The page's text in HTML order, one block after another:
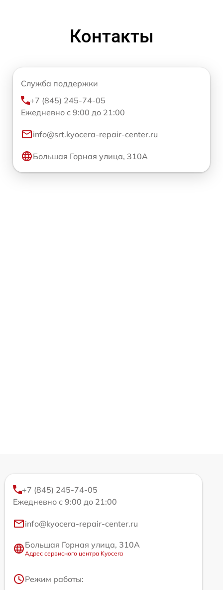
Контакты
Служба поддержки
+7 (845) 245-74-05
Ежедневно с 9:00 до 21:00
info@srt.kyocera-repair-center.ru
Большая Горная улица, 310А
+7 (845) 245-74-05
Ежедневно с 9:00 до 21:00
info@kyocera-repair-center.ru
Большая Горная улица, 310А
Адрес сервисного центра Kyocera
Режим работы: